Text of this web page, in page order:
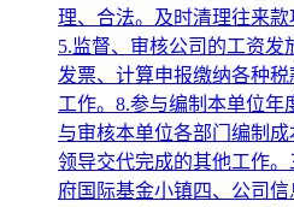
理、合法。及时清理往来款
5.监督、审核公司的工资发
发票、计算申报缴纳各种
工作。8.参与编制本单位
与审核本单位各部门编制
领导交代完成的其他工作
府国际基金小镇四、公司